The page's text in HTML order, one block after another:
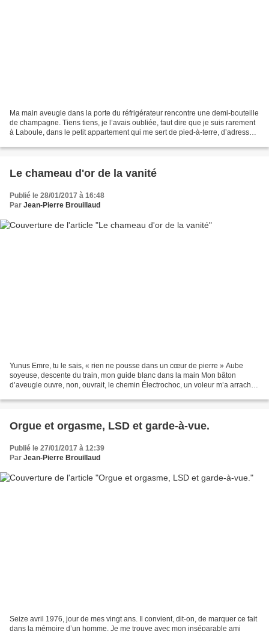
Ma main aveugle dans la porte du réfrigérateur rencontre une demi-bouteille
de champagne. Tiens tiens, je l’avais oubliée, faut dire que je suis rarement
à Laboule, dans le petit appartement qui me sert de pied-à-terre, d’adresse
Le chameau d'or de la vanité
Publié le 28/01/2017 à 16:48
Par Jean-Pierre Brouillaud
Yunus Emre, tu le sais, « rien ne pousse dans un cœur de pierre » Aube
soyeuse, descente du train, mon guide blanc dans la main Mon bâton
d’aveugle ouvre, non, ouvrait, le chemin Électrochoc, un voleur m’a arraché
Orgue et orgasme, LSD et garde-à-vue.
Publié le 27/01/2017 à 12:39
Par Jean-Pierre Brouillaud
Seize avril 1976, jour de mes vingt ans. Il convient, dit-on, de marquer ce fait
dans la mémoire d’un homme. Je me trouve avec mon inséparable ami